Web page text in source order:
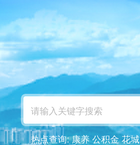
热点查询:康养 公积金 花城